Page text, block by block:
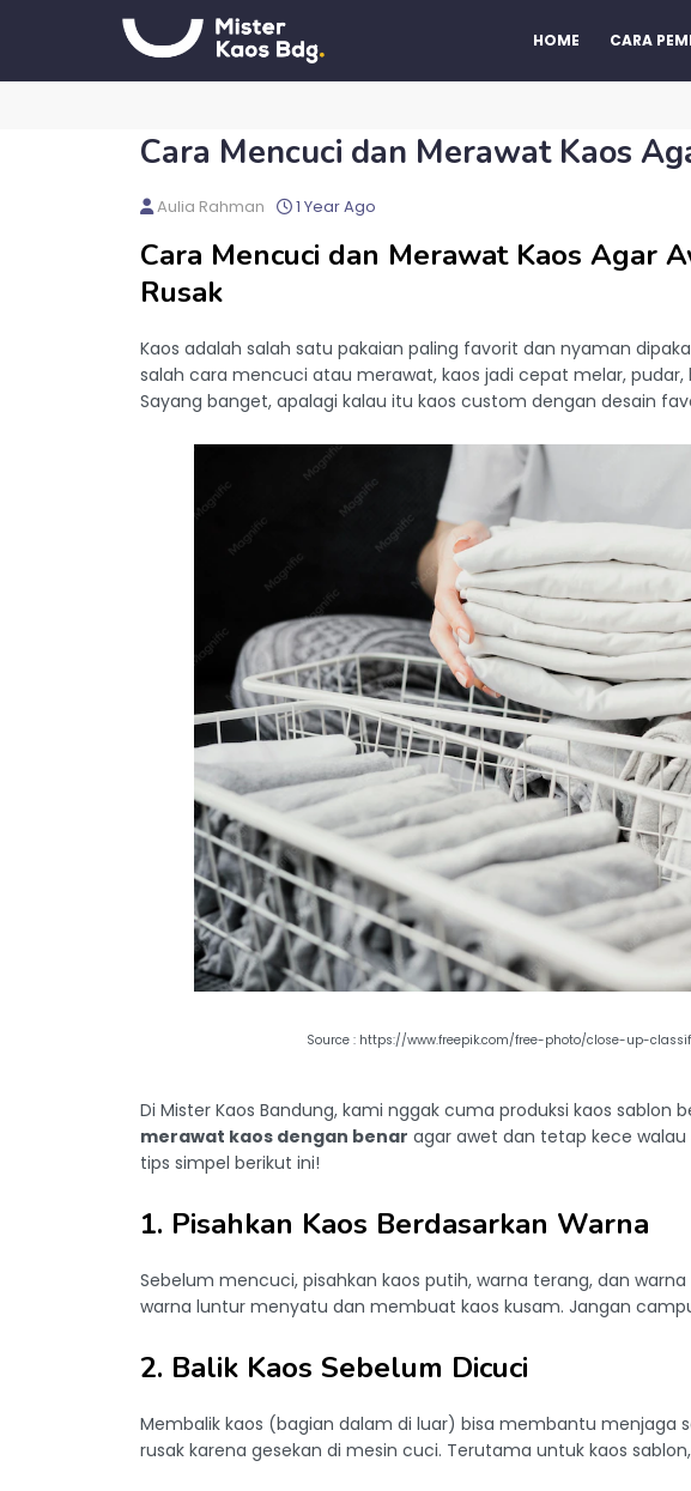
HOME CARA
Cara Mencuci dan Merawat Kaos
Aulia Rahman 1 Year Ago
Cara Mencuci dan Merawat Kaos Agar
Rusak
Kaos adalah salah satu pakaian paling favorit dan nyaman
salah cara mencuci atau merawat, kaos jadi cepat melar, pudar,
Sayang banget, apalagi kalau itu kaos custom dengan desain
Source : https://www.freepik.com/free-photo/close-up-
Di Mister Kaos Bandung, kami nggak cuma produksi kaos sablon
merawat kaos dengan benar agar awet dan tetap kece walau
tips simpel berikut ini!
1. Pisahkan Kaos Berdasarkan Warna
Sebelum mencuci, pisahkan kaos putih, warna terang, dan
warna luntur menyatu dan membuat kaos kusam. Jangan
2. Balik Kaos Sebelum Dicuci
Membalik kaos (bagian dalam di luar) bisa membantu menjaga
rusak karena gesekan di mesin cuci. Terutama untuk kaos